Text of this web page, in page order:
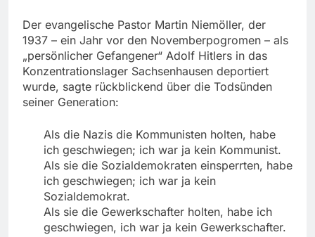
Der evangelische Pastor Martin Niemöller, der
1937 – ein Jahr vor den Novemberpogromen – als
„persönlicher Gefangener“ Adolf Hitlers in das
Konzentrationslager Sachsenhausen deportiert
wurde, sagte rückblickend über die Todsünden
seiner Generation:
Als die Nazis die Kommunisten holten, habe
ich geschwiegen; ich war ja kein Kommunist.
Als sie die Sozialdemokraten einsperrten, habe
ich geschwiegen; ich war ja kein
Sozialdemokrat.
Als sie die Gewerkschafter holten, habe ich
geschwiegen, ich war ja kein Gewerkschafter.